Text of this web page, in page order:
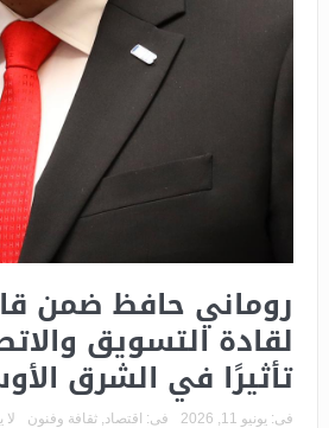
روماني حافظ ضمن
لقادة التسويق
تأثيرًا في الشرق الأوسط
فى: يونيو 11, 2026 فى: اقتصاد, ثقافة وفنون